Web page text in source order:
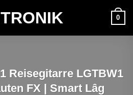
0
Reisegitarre LGTBW1
FX | Smart Lâg